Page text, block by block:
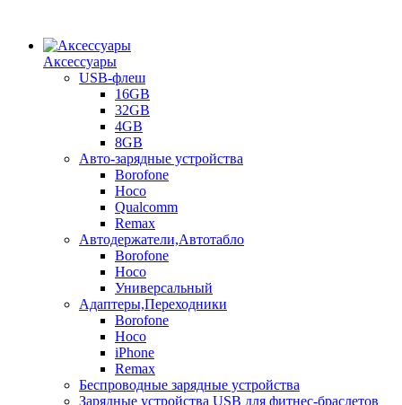
Аксессуары
USB-флеш
16GB
32GB
4GB
8GB
Авто-зарядные устройства
Borofone
Hoco
Qualcomm
Remax
Автодержатели,Автотабло
Borofone
Hoco
Универсальный
Адаптеры,Переходники
Borofone
Hoco
iPhone
Remax
Беспроводные зарядные устройства
Зарядные устройства USB для фитнес-браслетов